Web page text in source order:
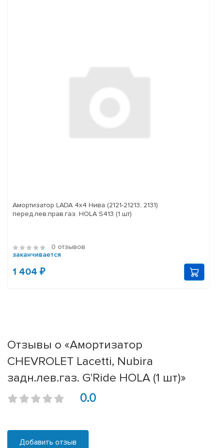
Амортизатор LADA 4x4 Нива (2121-21213, 2131)
перед.лев.прав.газ. HOLA S413 (1 шт)
0 отзывов
заканчивается
1 404 ₽
Отзывы о «Амортизатор
CHEVROLET Lacetti, Nubira
задн.лев.газ. G'Ride HOLA (1 шт)»
0.0
Добавить отзыв